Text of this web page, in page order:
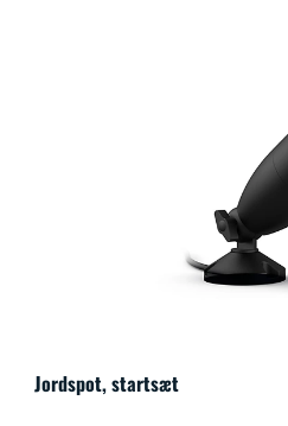
Jordspot, startsæt